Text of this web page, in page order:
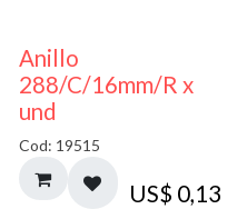
Anillo
288/C/16mm/R x
und
Cod: 19515
US$ 0,13